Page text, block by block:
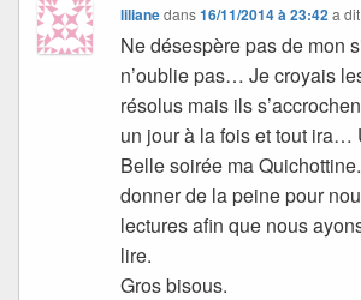
lilianedans16/11/2014 à 23:42 a
Ne désespère pas de mon
n’oublie pas… Je croyais
résolus mais ils
un jour à la fois et tout ira…
Belle soirée ma
donner de la peine pour
lectures afin que nous
lire.
Gros bisous.